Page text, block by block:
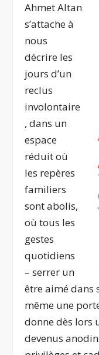
Ahmet Altan
s’attache à
nous
décrire les
jours d’un
reclus
involontaire
, dans un
espace
réduit où
les repères
familiers
sont abolis,
où tous les
gestes
quotidiens
– serrer un
être aimé dans
même une
donne dès lors
devenus